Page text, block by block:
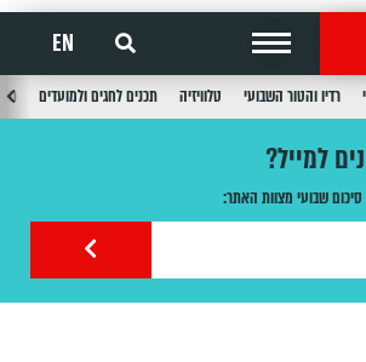
EN
רדיו והטור השבועי טלוויזיה תכנים לחגים ולמועדים
למייל?
שבועי מצוות האתר: